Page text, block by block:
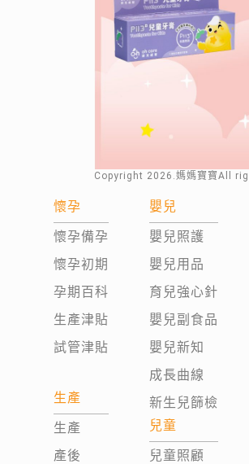
Copyright 2026 .媽媽寶寶All
懷孕
懷孕備孕
懷孕初期
孕期百科
生產津貼
試管津貼
生產
生產
產後
嬰兒
嬰兒照護
嬰兒用品
育兒強心針
嬰兒副食品
嬰兒新知
成長曲線
新生兒篩檢
兒童
兒童照顧